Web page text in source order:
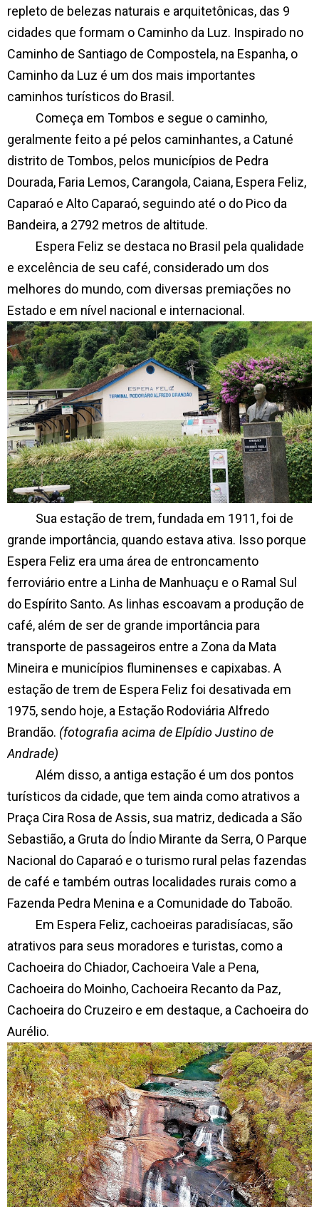
repleto de belezas naturais e arquitetônicas, das 9
cidades que formam o Caminho da Luz. Inspirado no
Caminho de Santiago de Compostela, na Espanha, o
Caminho da Luz é um dos mais importantes
caminhos turísticos do Brasil.
Começa em Tombos e segue o caminho,
geralmente feito a pé pelos caminhantes, a Catuné
distrito de Tombos, pelos municípios de Pedra
Dourada, Faria Lemos, Carangola, Caiana, Espera Feliz,
Caparaó e Alto Caparaó, seguindo até o do Pico da
Bandeira, a 2792 metros de altitude.
Espera Feliz se destaca no Brasil pela qualidade
e excelência de seu café, considerado um dos
melhores do mundo, com diversas premiações no
Estado e em nível nacional e internacional.
Sua estação de trem, fundada em 1911, foi de
grande importância, quando estava ativa. Isso porque
Espera Feliz era uma área de entroncamento
ferroviário entre a Linha de Manhuaçu e o Ramal Sul
do Espírito Santo. As linhas escoavam a produção de
café, além de ser de grande importância para
transporte de passageiros entre a Zona da Mata
Mineira e municípios fluminenses e capixabas. A
estação de trem de Espera Feliz foi desativada em
1975, sendo hoje, a Estação Rodoviária Alfredo
Brandão. (fotografia acima de Elpídio Justino de
Andrade)
Além disso, a antiga estação é um dos pontos
turísticos da cidade, que tem ainda como atrativos a
Praça Cira Rosa de Assis, sua matriz, dedicada a São
Sebastião, a Gruta do Índio Mirante da Serra, O Parque
Nacional do Caparaó e o turismo rural pelas fazendas
de café e também outras localidades rurais como a
Fazenda Pedra Menina e a Comunidade do Taboão.
Em Espera Feliz, cachoeiras paradisíacas, são
atrativos para seus moradores e turistas, como a
Cachoeira do Chiador, Cachoeira Vale a Pena,
Cachoeira do Moinho, Cachoeira Recanto da Paz,
Cachoeira do Cruzeiro e em destaque, a Cachoeira do
Aurélio.